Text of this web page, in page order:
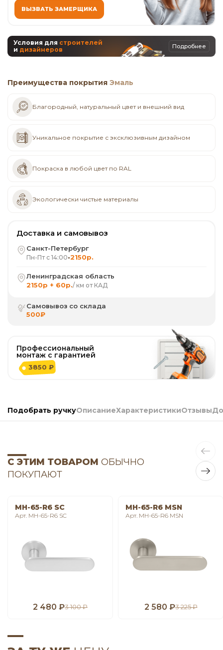
ВЫЗВАТЬ ЗАМЕРЩИКА
Условия для строителей
и дизайнеров Подробнее
Преимущества покрытия Эмаль
Благородный, натуральный цвет и внешний вид
Уникальное покрытие с эксклюзивным дизайном
Покраска в любой цвет по RAL
Экологически чистые материалы
Доставка и самовывоз
Санкт-Петербург
Пн-Пт с 14:00•2150р.
Ленинградская область
2150р + 60р./ км от КАД
Самовывоз со склада
500₽
Профессиональный
монтаж с гарантией
3850 ₽
Подобрать ручкуОписаниеХарактеристикиОтзывы
С ЭТИМ ТОВАРОМ ОБЫЧНО
ПОКУПАЮТ
MH-65-R6 SC
Арт. MH-65-R6 SC
2 480 ₽3 100 ₽
MH-65-R6 MSN
Арт. MH-65-R6 MSN
2 580 ₽3 225 ₽